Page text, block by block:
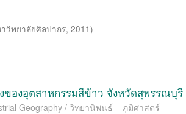
วิทยาลัยศิลปากร,2011)
องอุตสาหกรรมสีข้าว จังหวัดสุพรรณบุรี
Geography / วิทยานิพนธ์ – ภูมิศาสตร์